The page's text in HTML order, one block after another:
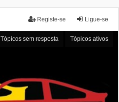
Ligue-se
Registe-se
Tópicos sem resposta Tópicos ativos